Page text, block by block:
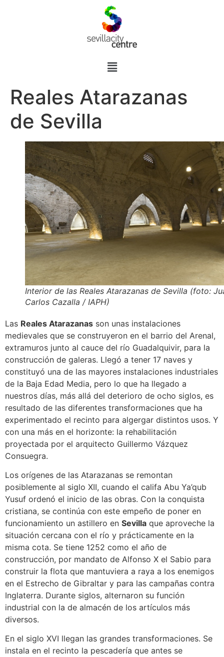
Reales Atarazanas
de Sevilla
Interior de las Reales Atarazanas de Sevilla (foto:
Carlos Cazalla / IAPH)
Las Reales Atarazanas son unas instalaciones
medievales que se construyeron en el barrio del Arenal,
extramuros junto al cauce del río Guadalquivir, para la
construcción de galeras. Llegó a tener 17 naves y
constituyó una de las mayores instalaciones industriales
de la Baja Edad Media, pero lo que ha llegado a
nuestros días, más allá del deterioro de ocho siglos, es
resultado de las diferentes transformaciones que ha
experimentado el recinto para algergar distintos usos. Y
con una más en el horizonte: la rehabilitación
proyectada por el arquitecto Guillermo Vázquez
Consuegra.
Los orígenes de las Atarazanas se remontan
posiblemente al siglo XII, cuando el califa Abu Ya’qub
Yusuf ordenó el inicio de las obras. Con la conquista
cristiana, se continúa con este empeño de poner en
funcionamiento un astillero en Sevilla que aproveche la
situación cercana con el río y prácticamente en la
misma cota. Se tiene 1252 como el año de
construcción, por mandato de Alfonso X el Sabio para
construir la flota que mantuviera a raya a los enemigos
en el Estrecho de Gibraltar y para las campañas contra
Inglaterra. Durante siglos, alternaron su función
industrial con la de almacén de los artículos más
diversos.
En el siglo XVI llegan las grandes transformaciones. Se
instala en el recinto la pescadería que antes se